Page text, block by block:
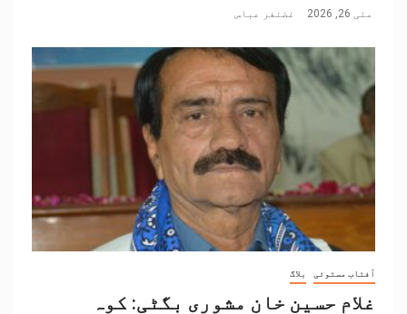
مئی 26, 2026 غضنفر عباس
آفتاب مستوئی بلاگ
غلام حسین خان مشوری بگٹی: کوہ